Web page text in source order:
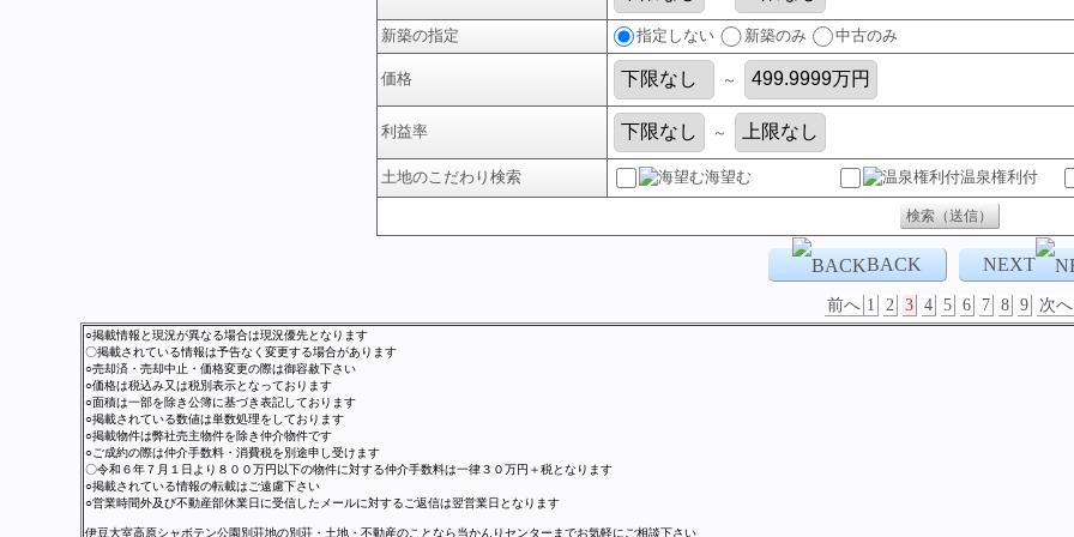
新築の指定 指定しない 新築のみ 中古のみ
価格 ～
利益率 ～
土地のこだわり検索 海望む 温泉権利付
BACK NEXT
前へ 1 2 3 4 5 6 7 8 9 次へ
○掲載情報と現況が異なる場合は現況優先となります
〇掲載されている情報は予告なく変更する場合があります
○売却済・売却中止・価格変更の際は御容赦下さい
○価格は税込み又は税別表示となっております
○面積は一部を除き公簿に基づき表記しております
○掲載されている数値は単数処理をしております
○掲載物件は弊社売主物件を除き仲介物件です
○ご成約の際は仲介手数料・消費税を別途申し受けます
〇令和６年７月１日より８００万円以下の物件に対する仲介手数料は一律３０万円＋税となります
○掲載されている情報の転載はご遠慮下さい
○営業時間外及び不動産部休業日に受信したメールに対するご返信は翌営業日となります
伊豆大室高原シャボテン公園別荘地の別荘・土地・不動産のことなら当かんりセンターまでお気軽にご相談下さい